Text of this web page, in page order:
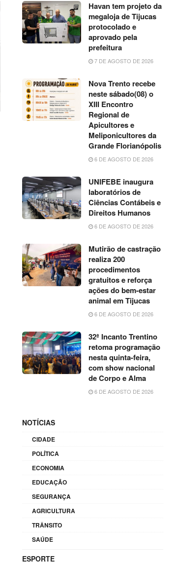
Havan tem projeto da
megaloja de Tijucas
protocolado e
aprovado pela
prefeitura
7 DE AGOSTO DE 2026
Nova Trento recebe
neste sábado(08) o
XIII Encontro
Regional de
Apicultores e
Meliponicultores da
Grande Florianópolis
6 DE AGOSTO DE 2026
UNIFEBE inaugura
laboratórios de
Ciências Contábeis e
Direitos Humanos
6 DE AGOSTO DE 2026
Mutirão de castração
realiza 200
procedimentos
gratuitos e reforça
ações do bem-estar
animal em Tijucas
6 DE AGOSTO DE 2026
32ª Incanto Trentino
retoma programação
nesta quinta-feira,
com show nacional
de Corpo e Alma
6 DE AGOSTO DE 2026
NOTÍCIAS
CIDADE
POLÍTICA
ECONOMIA
EDUCAÇÃO
SEGURANÇA
AGRICULTURA
TRÂNSITO
SAÚDE
ESPORTE